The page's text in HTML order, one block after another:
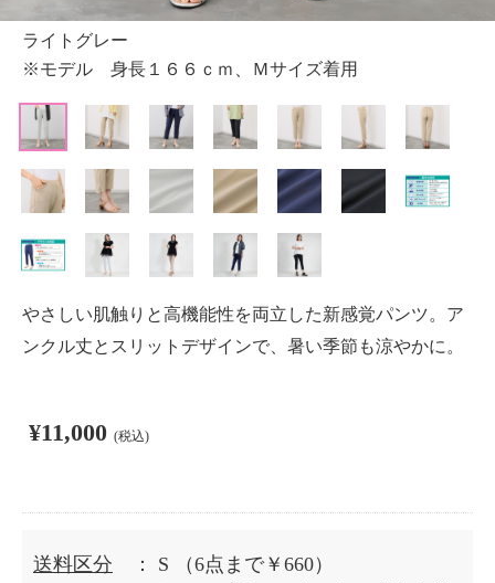
ライトグレー
※モデル 身長１６６ｃｍ、Ｍサイズ着用
やさしい肌触りと高機能性を両立した新感覚パンツ。ア
ンクル丈とスリットデザインで、暑い季節も涼やかに。
¥11,000 (税込)
送料区分 ： S
（6点まで￥660）